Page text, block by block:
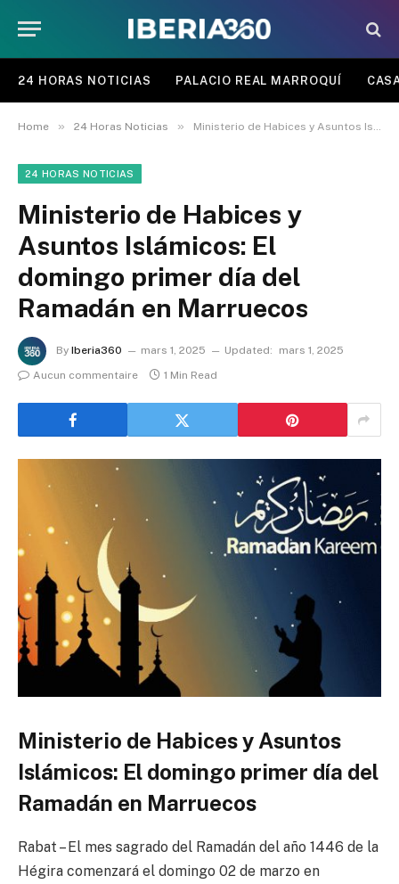
24 HORAS NOTICIAS PALACIO REAL MARROQUÍ
Home » 24 Horas Noticias » Ministerio de Habices y Asuntos Islámicos: El domingo primer día del Ramadán en Marruecos
24 HORAS NOTICIAS
Ministerio de Habices y
Asuntos Islámicos: El
domingo primer día del
Ramadán en Marruecos
By Iberia360 mars 1, 2025 Updated:
mars 1, 2025
Aucun commentaire
1 Min Read
Ministerio de Habices y Asuntos
Islámicos: El domingo primer día del
Ramadán en Marruecos
Rabat – El mes sagrado del Ramadán del año 1446 de la
Hégira comenzará el domingo 02 de marzo en